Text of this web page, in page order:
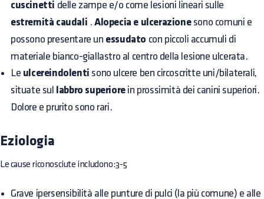
cuscinetti delle zampe e/o come lesioni lineari sulle
estremità caudali .Alopecia e ulcerazionesono comuni e
possono presentare un essudato con piccoli accumuli di
materiale bianco-giallastro al centro della lesione ulcerata.
Le ulcereindolenti sono ulcere ben circoscritte uni/bilaterali,
situate sul
labbro superiorein prossimità dei canini superiori.
Dolore e prurito sono rari.
Eziologia
Le cause riconosciute includono:3-5
Grave ipersensibilità alle punture di pulci (la più comune) e alle